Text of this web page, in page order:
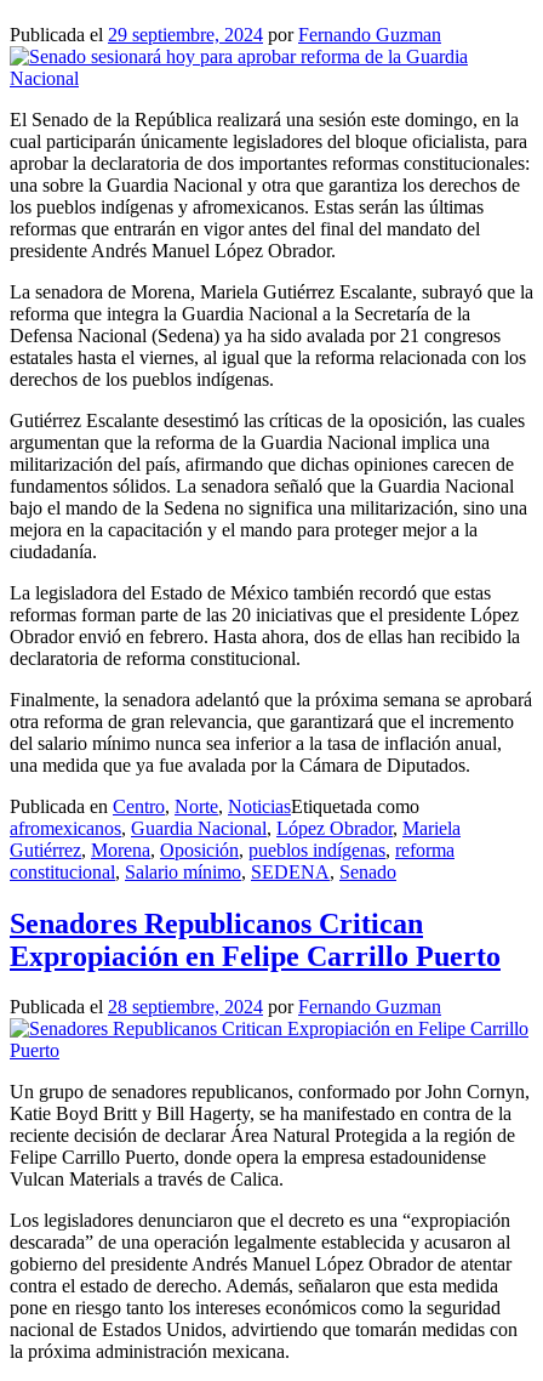
Publicada el 29 septiembre, 2024 porFernando Guzman
El Senado de la República realizará una sesión este domingo, en la
cual participarán únicamente legisladores del bloque oficialista, para
aprobar la declaratoria de dos importantes reformas constitucionales:
una sobre la Guardia Nacional y otra que garantiza los derechos de
los pueblos indígenas y afromexicanos. Estas serán las últimas
reformas que entrarán en vigor antes del final del mandato del
presidente Andrés Manuel López Obrador.
La senadora de Morena, Mariela Gutiérrez Escalante, subrayó que la
reforma que integra la Guardia Nacional a la Secretaría de la
Defensa Nacional (Sedena) ya ha sido avalada por 21 congresos
estatales hasta el viernes, al igual que la reforma relacionada con los
derechos de los pueblos indígenas.
Gutiérrez Escalante desestimó las críticas de la oposición, las cuales
argumentan que la reforma de la Guardia Nacional implica una
militarización del país, afirmando que dichas opiniones carecen de
fundamentos sólidos. La senadora señaló que la Guardia Nacional
bajo el mando de la Sedena no significa una militarización, sino una
mejora en la capacitación y el mando para proteger mejor a la
ciudadanía.
La legisladora del Estado de México también recordó que estas
reformas forman parte de las 20 iniciativas que el presidente López
Obrador envió en febrero. Hasta ahora, dos de ellas han recibido la
declaratoria de reforma constitucional.
Finalmente, la senadora adelantó que la próxima semana se aprobará
otra reforma de gran relevancia, que garantizará que el incremento
del salario mínimo nunca sea inferior a la tasa de inflación anual,
una medida que ya fue avalada por la Cámara de Diputados.
Publicada en Centro, Norte, NoticiasEtiquetada como
afromexicanos, Guardia Nacional, López Obrador, Mariela
Gutiérrez, Morena, Oposición, pueblos indígenas, reforma
constitucional, Salario mínimo, SEDENA, Senado
Senadores Republicanos Critican
Expropiación en Felipe Carrillo Puerto
Publicada el 28 septiembre, 2024 porFernando Guzman
Un grupo de senadores republicanos, conformado por John Cornyn,
Katie Boyd Britt y Bill Hagerty, se ha manifestado en contra de la
reciente decisión de declarar Área Natural Protegida a la región de
Felipe Carrillo Puerto, donde opera la empresa estadounidense
Vulcan Materials a través de Calica.
Los legisladores denunciaron que el decreto es una “expropiación
descarada” de una operación legalmente establecida y acusaron al
gobierno del presidente Andrés Manuel López Obrador de atentar
contra el estado de derecho. Además, señalaron que esta medida
pone en riesgo tanto los intereses económicos como la seguridad
nacional de Estados Unidos, advirtiendo que tomarán medidas con
la próxima administración mexicana.